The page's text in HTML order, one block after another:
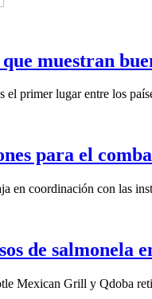
muestran
primer lugar entre los
para el
en coordinación con las
de salmonela
Mexican Grill y Qdoba